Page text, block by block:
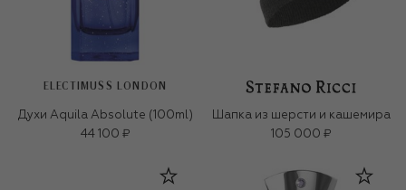
ELECTIMUSS LONDON
Духи Aquila Absolute (100ml)
44 100 ₽
Шапка из шерсти и кашемира
105 000 ₽